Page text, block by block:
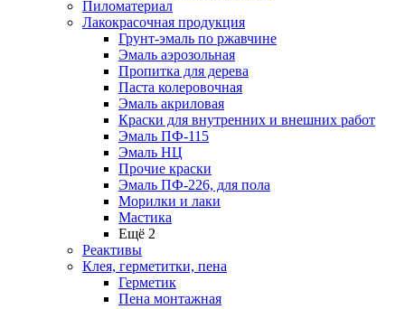
Пиломатериал
Лакокрасочная продукция
Грунт-эмаль по ржавчине
Эмаль аэрозольная
Пропитка для дерева
Паста колеровочная
Эмаль акриловая
Краски для внутренних и внешних работ
Эмаль ПФ-115
Эмаль НЦ
Прочие краски
Эмаль ПФ-226, для пола
Морилки и лаки
Мастика
Ещё 2
Реактивы
Клея, герметитки, пена
Герметик
Пена монтажная